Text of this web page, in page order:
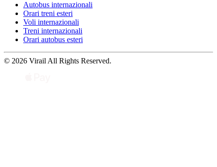
Autobus internazionali
Orari treni esteri
Voli internazionali
Treni internazionali
Orari autobus esteri
© 2026 Virail All Rights Reserved.